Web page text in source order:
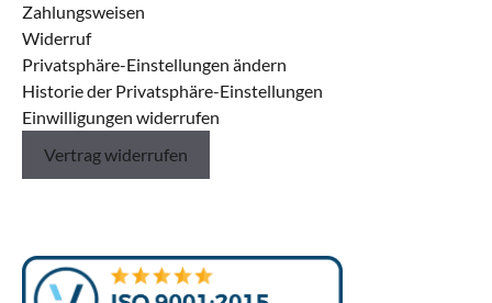
Zahlungsweisen
Widerruf
Privatsphäre-Einstellungen ändern
Historie der Privatsphäre-Einstellungen
Einwilligungen widerrufen
Vertrag widerrufen